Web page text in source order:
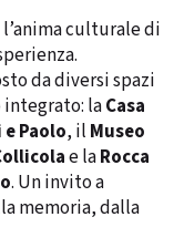
culturale di
da diversi spazi
laCasa
Paolo, il Museo
e laRocca
. Un invito a
memoria, dalla